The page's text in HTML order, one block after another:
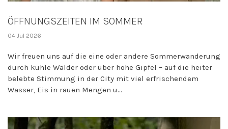
ÖFFNUNGSZEITEN IM SOMMER
04 Jul 2026
Wir freuen uns auf die eine oder andere Sommerwanderung
durch kühle Wälder oder über hohe Gipfel – auf die heiter
belebte Stimmung in der City mit viel erfrischendem
Wasser, Eis in rauen Mengen u...